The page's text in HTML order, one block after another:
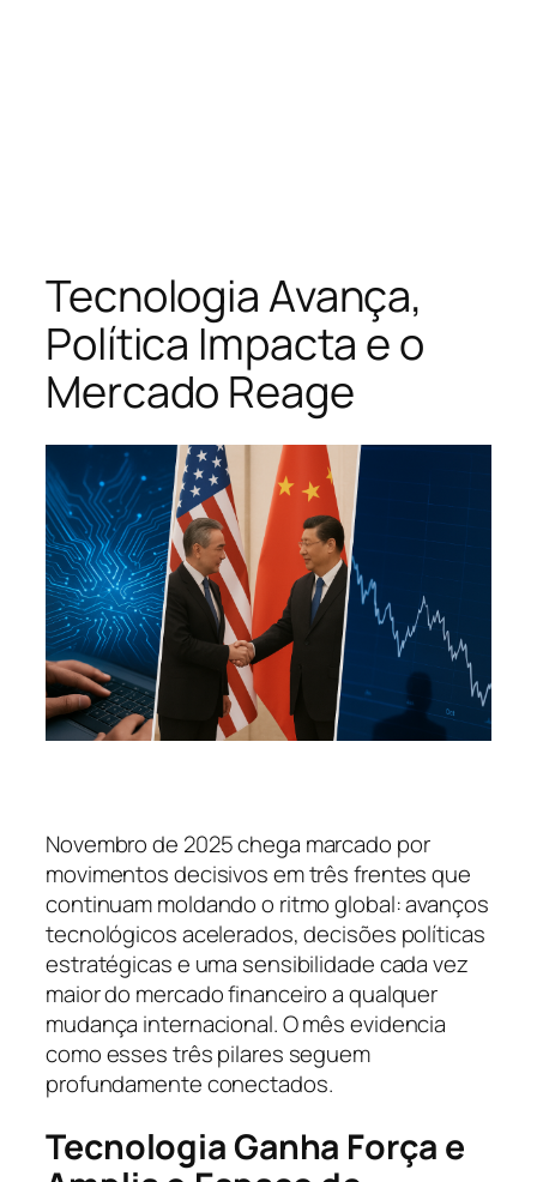
Tecnologia Avança,
Política Impacta e o
Mercado Reage
Novembro de 2025 chega marcado por
movimentos decisivos em três frentes que
continuam moldando o ritmo global: avanços
tecnológicos acelerados, decisões políticas
estratégicas e uma sensibilidade cada vez
maior do mercado financeiro a qualquer
mudança internacional. O mês evidencia
como esses três pilares seguem
profundamente conectados.
Tecnologia Ganha Força e